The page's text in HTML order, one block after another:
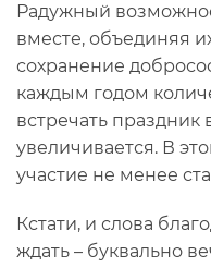
Радужный
вместе, объединяя
сохранение
каждым годом
встречать праздник
увеличивается. В
участие не менее
Кстати, и слова
ждать – буквально